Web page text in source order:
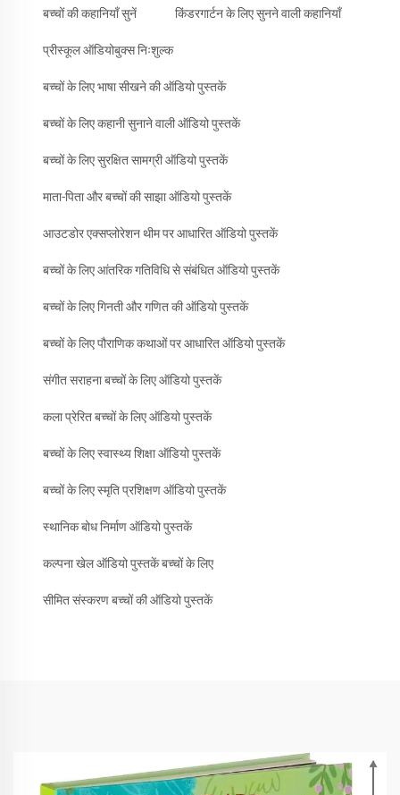
बच्चों की कहानियाँ सुनें किंडरगार्टन के लिए सुनने वाली कहानियाँ
प्रीस्कूल ऑडियोबुक्स निःशुल्क
बच्चों के लिए भाषा सीखने की ऑडियो पुस्तकें
बच्चों के लिए कहानी सुनाने वाली ऑडियो पुस्तकें
बच्चों के लिए सुरक्षित सामग्री ऑडियो पुस्तकें
माता-पिता और बच्चों की साझा ऑडियो पुस्तकें
आउटडोर एक्सप्लोरेशन थीम पर आधारित ऑडियो पुस्तकें
बच्चों के लिए आंतरिक गतिविधि से संबंधित ऑडियो पुस्तकें
बच्चों के लिए गिनती और गणित की ऑडियो पुस्तकें
बच्चों के लिए पौराणिक कथाओं पर आधारित ऑडियो पुस्तकें
संगीत सराहना बच्चों के लिए ऑडियो पुस्तकें
कला प्रेरित बच्चों के लिए ऑडियो पुस्तकें
बच्चों के लिए स्वास्थ्य शिक्षा ऑडियो पुस्तकें
बच्चों के लिए स्मृति प्रशिक्षण ऑडियो पुस्तकें
स्थानिक बोध निर्माण ऑडियो पुस्तकें
कल्पना खेल ऑडियो पुस्तकें बच्चों के लिए
सीमित संस्करण बच्चों की ऑडियो पुस्तकें